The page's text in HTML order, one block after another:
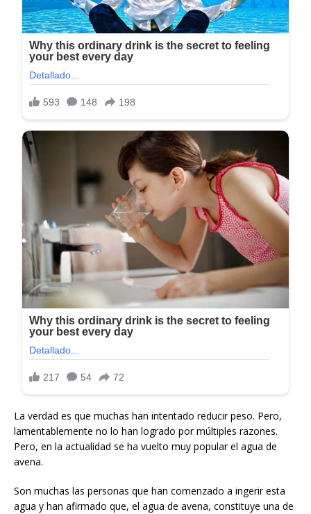
La verdad es que muchas han intentado reducir peso. Pero,
lamentablemente no lo han logrado por múltiples razones.
Pero, en la actualidad se ha vuelto muy popular el agua de
avena.
Son muchas las personas que han comenzado a ingerir esta
agua y han afirmado que, el agua de avena, constituye una de